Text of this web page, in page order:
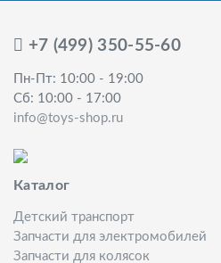
+7 (499) 350-55-60
Пн-Пт: 10:00 - 19:00
Сб: 10:00 - 17:00
info@toys-shop.ru
Каталог
Детский транспорт
Запчасти для электромобилей
Запчасти для колясок